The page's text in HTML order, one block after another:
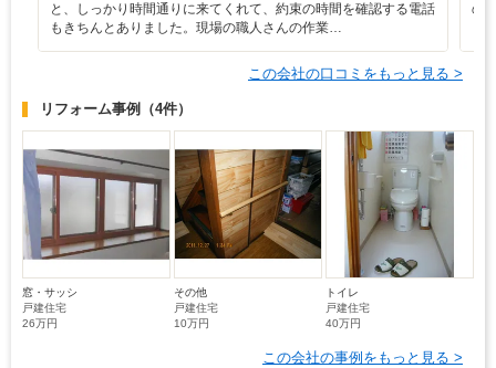
と、しっかり時間通りに来てくれて、約束の時間を確認する電話
もきちんとありました。現場の職人さんの作業…
の
この会社の口コミをもっと見る >
リフォーム事例 （4件）
窓・サッシ
戸建住宅
26万円
その他
戸建住宅
10万円
トイレ
戸建住宅
40万円
この会社の事例をもっと見る >